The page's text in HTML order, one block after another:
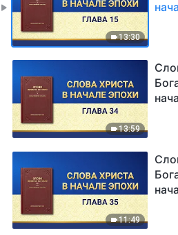
13:30
13:59
11:49